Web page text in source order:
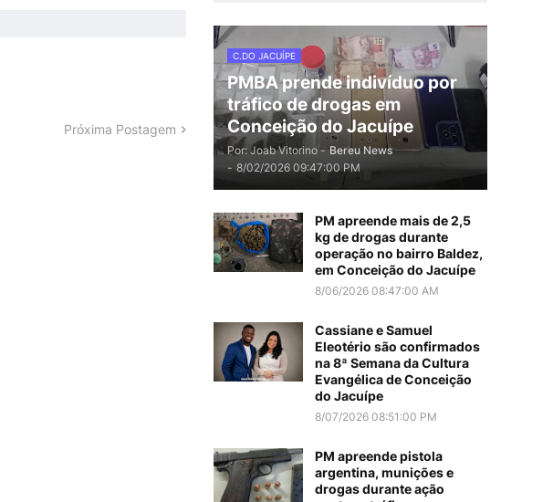
Próxima Postagem
C.DO JACUÍPE
PMBA prende indivíduo por
tráfico de drogas em
Conceição do Jacuípe
Por: Joab Vitorino - Bereu News
- 8/02/2026 09:47:00 PM
PM apreende mais de 2,5
kg de drogas durante
operação no bairro Baldez,
em Conceição do Jacuípe
8/06/2026 08:47:00 AM
Cassiane e Samuel
Eleotério são confirmados
na 8ª Semana da Cultura
Evangélica de Conceição
do Jacuípe
8/07/2026 08:51:00 PM
PM apreende pistola
argentina, munições e
drogas durante ação